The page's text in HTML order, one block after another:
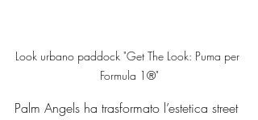
Look urbano paddock "Get The Look: Puma per
Formula 1®"
Palm Angels ha trasformato l’estetica street